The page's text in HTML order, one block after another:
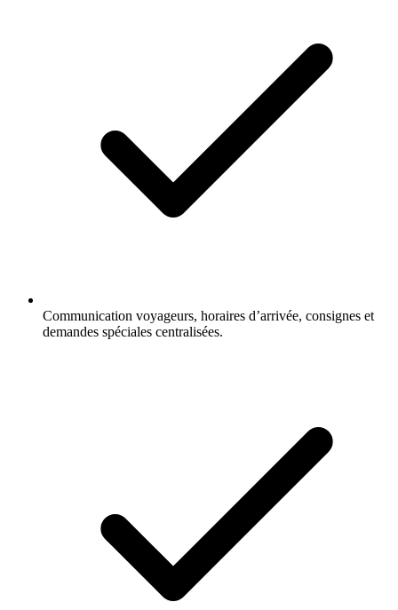
Communication voyageurs, horaires d’arrivée, consignes et
demandes spéciales centralisées.